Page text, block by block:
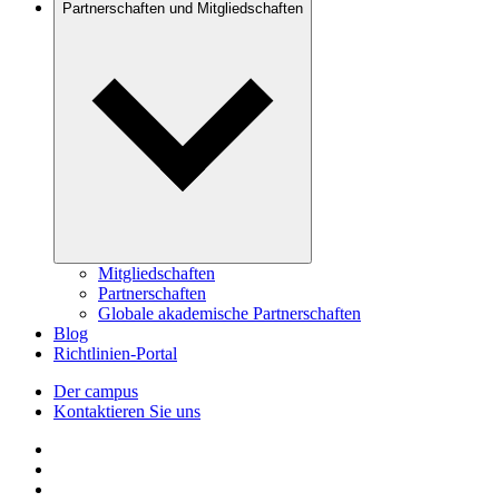
Partnerschaften und Mitgliedschaften
Mitgliedschaften
Partnerschaften
Globale akademische Partnerschaften
Blog
Richtlinien-Portal
Der campus
Kontaktieren Sie uns